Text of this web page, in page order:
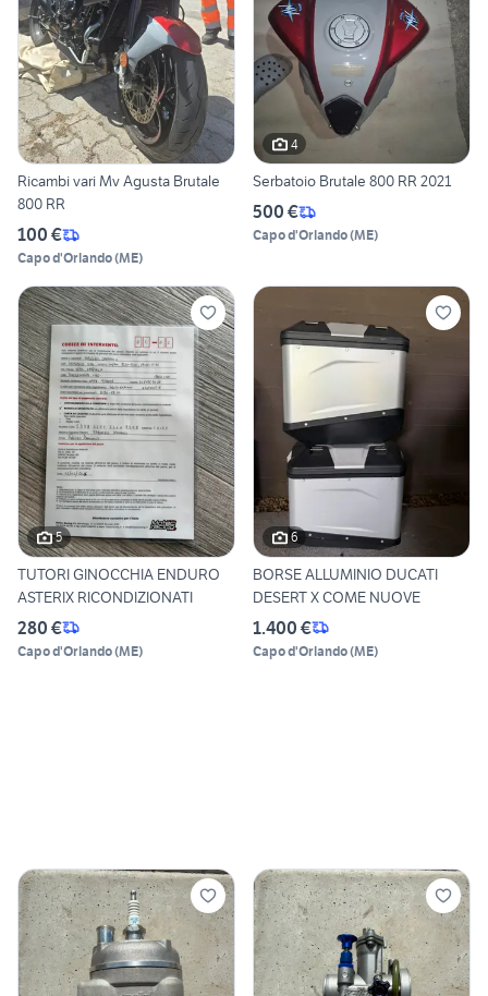
Ricambi vari Mv Agusta Brutale
800 RR
100 €
Capo d'Orlando(ME)
4
Serbatoio Brutale 800 RR 2021
500 €
Capo d'Orlando(ME)
5
TUTORI GINOCCHIA ENDURO
ASTERIX RICONDIZIONATI
280 €
Capo d'Orlando(ME)
6
BORSE ALLUMINIO DUCATI
DESERT X COME NUOVE
1.400 €
Capo d'Orlando(ME)